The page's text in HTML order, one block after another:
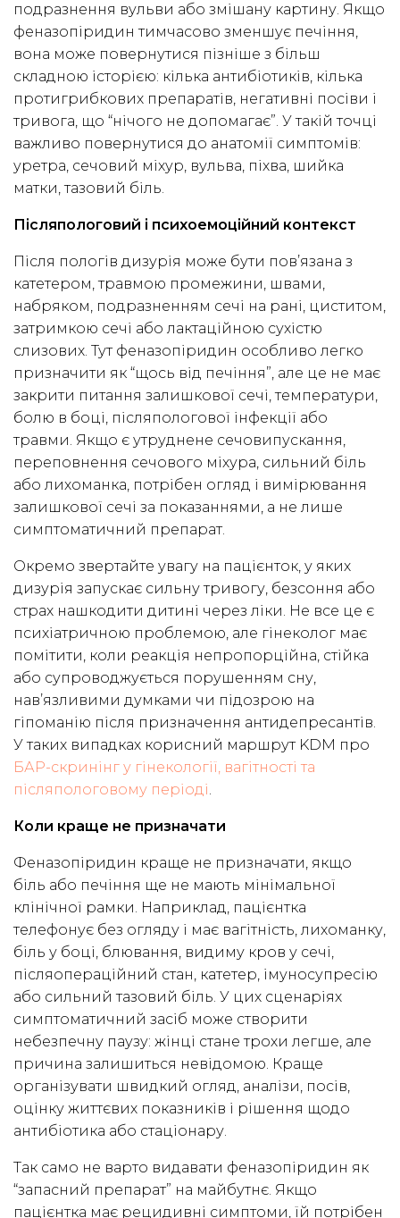
подразнення вульви або змішану картину. Якщо
феназопіридин тимчасово зменшує печіння,
вона може повернутися пізніше з більш
складною історією: кілька антибіотиків, кілька
протигрибкових препаратів, негативні посіви і
тривога, що “нічого не допомагає”. У такій точці
важливо повернутися до анатомії симптомів:
уретра, сечовий міхур, вульва, піхва, шийка
матки, тазовий біль.
Післяпологовий і психоемоційний контекст
Після пологів дизурія може бути пов’язана з
катетером, травмою промежини, швами,
набряком, подразненням сечі на рані, циститом,
затримкою сечі або лактаційною сухістю
слизових. Тут феназопіридин особливо легко
призначити як “щось від печіння”, але це не має
закрити питання залишкової сечі, температури,
болю в боці, післяпологової інфекції або
травми. Якщо є утруднене сечовипускання,
переповнення сечового міхура, сильний біль
або лихоманка, потрібен огляд і вимірювання
залишкової сечі за показаннями, а не лише
симптоматичний препарат.
Окремо звертайте увагу на пацієнток, у яких
дизурія запускає сильну тривогу, безсоння або
страх нашкодити дитині через ліки. Не все це є
психіатричною проблемою, але гінеколог має
помітити, коли реакція непропорційна, стійка
або супроводжується порушенням сну,
нав’язливими думками чи підозрою на
гіпоманію після призначення антидепресантів.
У таких випадках корисний маршрут KDM про
БАР-скринінг у гінекології, вагітності та
післяпологовому періоді.
Коли краще не призначати
Феназопіридин краще не призначати, якщо
біль або печіння ще не мають мінімальної
клінічної рамки. Наприклад, пацієнтка
телефонує без огляду і має вагітність, лихоманку,
біль у боці, блювання, видиму кров у сечі,
післяопераційний стан, катетер, імуносупресію
або сильний тазовий біль. У цих сценаріях
симптоматичний засіб може створити
небезпечну паузу: жінці стане трохи легше, але
причина залишиться невідомою. Краще
організувати швидкий огляд, аналізи, посів,
оцінку життєвих показників і рішення щодо
антибіотика або стаціонару.
Так само не варто видавати феназопіридин як
“запасний препарат” на майбутнє. Якщо
пацієнтка має рецидивні симптоми, їй потрібен